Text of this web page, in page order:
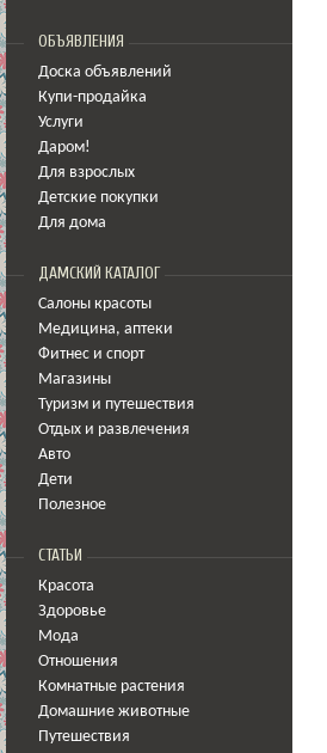
ОБЪЯВЛЕНИЯ
Доска объявлений
Купи-продайка
Услуги
Даром!
Для взрослых
Детские покупки
Для дома
ДАМСКИЙ КАТАЛОГ
Салоны красоты
Медицина, аптеки
Фитнес и спорт
Магазины
Туризм и путешествия
Отдых и развлечения
Авто
Дети
Полезное
СТАТЬИ
Красота
Здоровье
Мода
Отношения
Комнатные растения
Домашние животные
Путешествия